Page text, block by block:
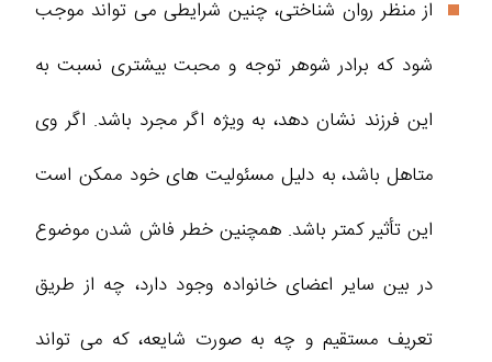
از منظر روان شناختی، چنین شرایطی می تواند موجب
شود که برادر شوهر توجه و محبت بیشتری نسبت به
این فرزند نشان دهد، به ویژه اگر مجرد باشد. اگر وی
متاهل باشد، به دلیل مسئولیت های خود ممکن است
این تأثیر کمتر باشد. همچنین خطر فاش شدن موضوع
در بین سایر اعضای خانواده وجود دارد، چه از طریق
تعریف مستقیم و چه به صورت شایعه، که می تواند